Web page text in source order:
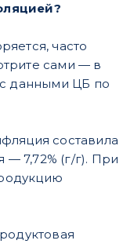
часто
сами — в
с данными ЦБ по
составила
— 7,72% (г/г). При